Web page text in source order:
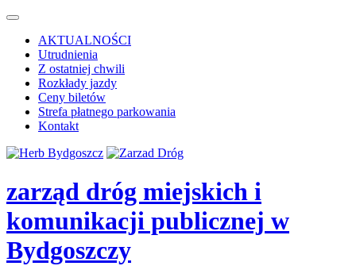
AKTUALNOŚCI
Utrudnienia
Z ostatniej chwili
Rozkłady jazdy
Ceny biletów
Strefa płatnego parkowania
Kontakt
zarząd dróg miejskich i
komunikacji publicznej w
Bydgoszczy